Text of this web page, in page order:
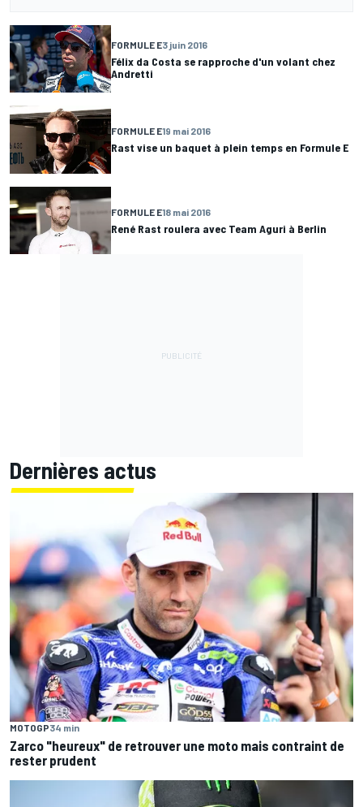
FORMULE E3 juin 2016
Félix da Costa se rapproche d'un volant chez
Andretti
FORMULE E19 mai 2016
Rast vise un baquet à plein temps en Formule E
FORMULE E18 mai 2016
René Rast roulera avec Team Aguri à Berlin
Dernières actus
MOTOGP34 min
Zarco "heureux" de retrouver une moto mais contraint de
rester prudent